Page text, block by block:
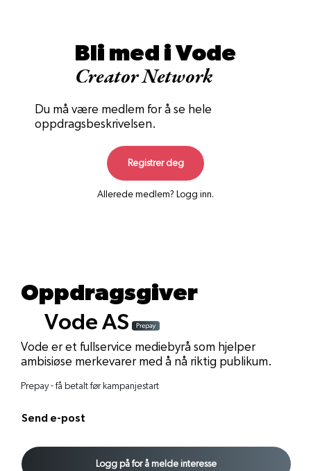
Bli med i Vode
Creator Network
Du må være medlem for å se hele
oppdragsbeskrivelsen.
Registrer deg
Allerede medlem? Logg inn.
Oppdragsgiver
Vode AS
Vode er et fullservice mediebyrå som hjelper
ambisiøse merkevarer med å nå riktig publikum.
Prepay - få betalt før kampanjestart
Send e-post
Logg på for å melde interesse